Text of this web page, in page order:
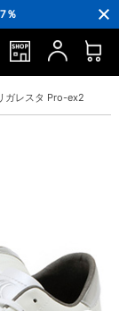
％
レゼント！
ント！
ガレスタ Pro-ex2